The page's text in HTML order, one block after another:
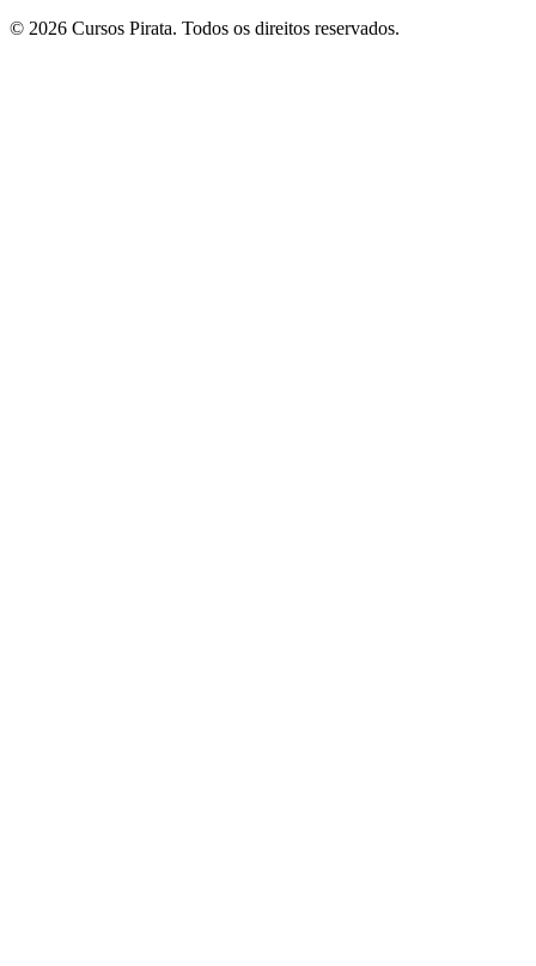
© 2026 Cursos Pirata. Todos os direitos reservados.